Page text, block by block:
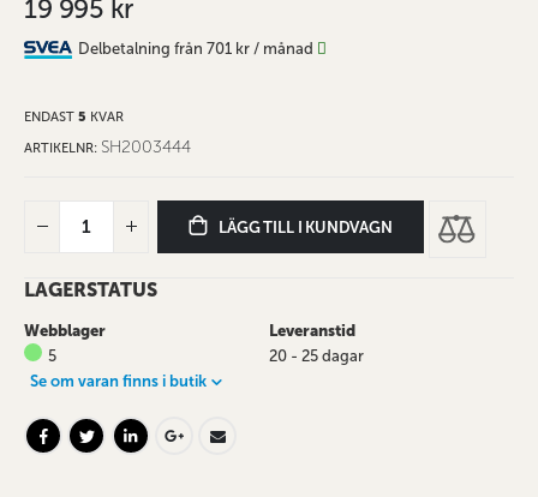
19 995 kr
Delbetalning från 701 kr / månad
ENDAST 5 KVAR
ARTIKELNR SH2003444
LÄGG TILL I KUNDVAGN
LAGERSTATUS
Webblager
Leveranstid
5
20 - 25 dagar
Se om varan finns i butik